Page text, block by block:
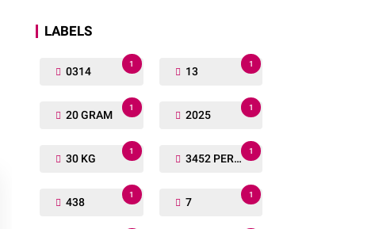
LABELS
0314
1
13
1
20 GRAM
1
2025
1
30 KG
1
3452 PERSONIL
1
438
1
7
1